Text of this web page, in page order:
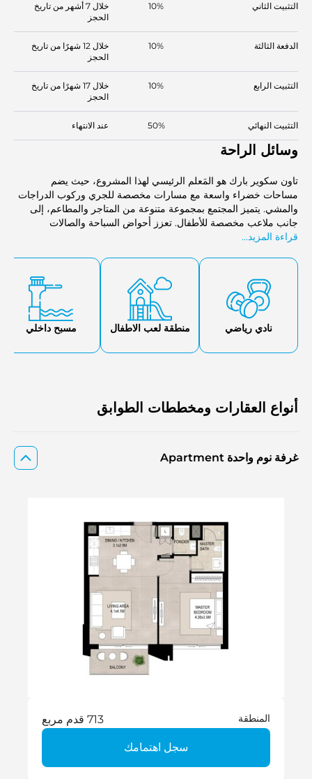
التثبيت الثاني 10%
خلال 7 أشهر من تاريخ
الحجز
الدفعة الثالثة 10%
خلال 12 شهرًا من تاريخ
الحجز
التثبيت الرابع 10%
خلال 17 شهرًا من تاريخ
الحجز
التثبيت النهائي 50% عند الانتهاء
وسائل الراحة
تاون سكوير بارك هو المَعلم الرئيسي لهذا المشروع، حيث يضم
مساحات خضراء واسعة مع مسارات مخصصة للجري وركوب الدراجات
والمشي. يتميز المجتمع بمجموعة متنوعة من المتاجر والمطاعم، إلى
جانب ملاعب مخصصة للأطفال. تعزز أحواض السباحة والصالات
الرياضية راحة السكان، بينما يمكن لمحبي الأنشطة الرياضية الاستمتاع
ومستشفيات قريبة، مما يوفر بيئة معيشية متكاملة تلبي جميع
الاحتياجات.
قراءة المزيد...
نادي رياضي منطقة لعب الاطفال مسبح داخلي
أنواع العقارات ومخططات الطوابق
غرفة نوم واحدة Apartment
المنطقة 713 قدم مربع
سجل اهتمامك